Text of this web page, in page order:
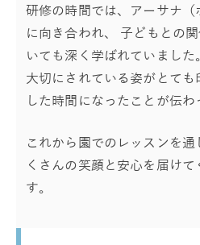
研修の時間では、アーサナ
に向き合われ、 子どもとの
いても深く学ばれていまし
大切にされている姿がとて
した時間になったことが伝わ
これから園でのレッスンを
くさんの笑顔と安心を届け
す。